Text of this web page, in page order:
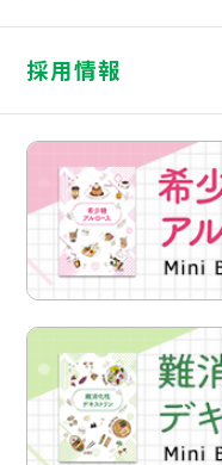
採用情報